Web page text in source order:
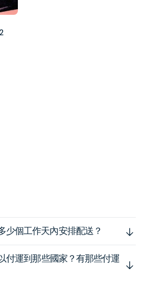
少個工作天內安排配送？
付運到那些國家？有那些付運